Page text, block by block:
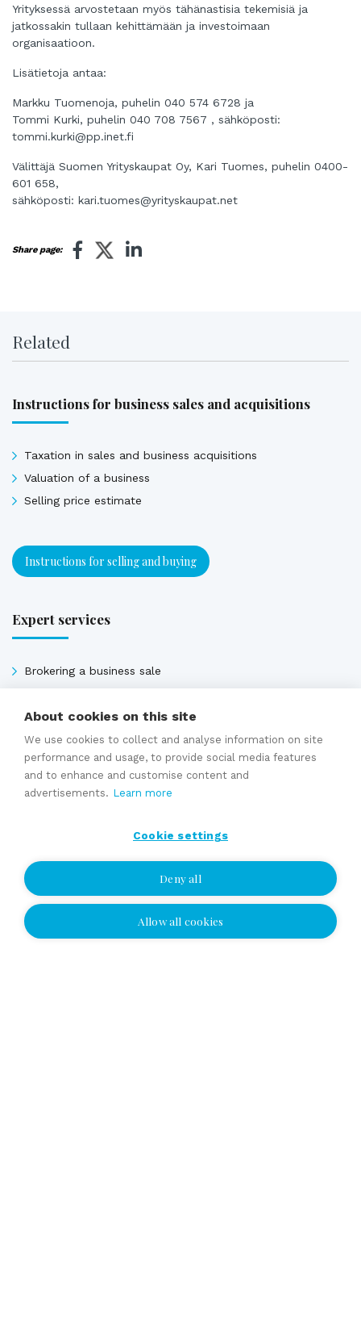
Yrityksessä arvostetaan myös tähänastisia tekemisiä ja
jatkossakin tullaan kehittämään ja investoimaan
organisaatioon.
Lisätietoja antaa:
Markku Tuomenoja, puhelin 040 574 6728 ja
Tommi Kurki, puhelin 040 708 7567 , sähköposti:
tommi.kurki@pp.inet.fi
Välittäjä Suomen Yrityskaupat Oy, Kari Tuomes, puhelin 0400-
601 658,
sähköposti: kari.tuomes@yrityskaupat.net
Share page:
Related
Instructions for business sales and acquisitions
Taxation in sales and business acquisitions
Valuation of a business
Selling price estimate
Instructions for selling and buying
Expert services
Brokering a business sale
Valuation
Selling price estimate
Sales contracts
I wish to be contacted
About cookies on this site
We use cookies to collect and analyse information on site
performance and usage, to provide social media features
and to enhance and customise content and
advertisements. Learn more
Cookie settings
Deny all
Allow all cookies